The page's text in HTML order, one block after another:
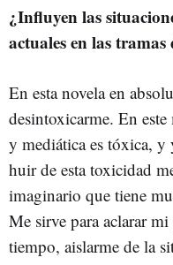
¿Influyen las
actuales en las tramas
En esta novela en
desintoxicarme. En
y mediática es tóxica,
huir de esta toxicidad
imaginario que tiene
Me sirve para aclarar
tiempo, aislarme de la